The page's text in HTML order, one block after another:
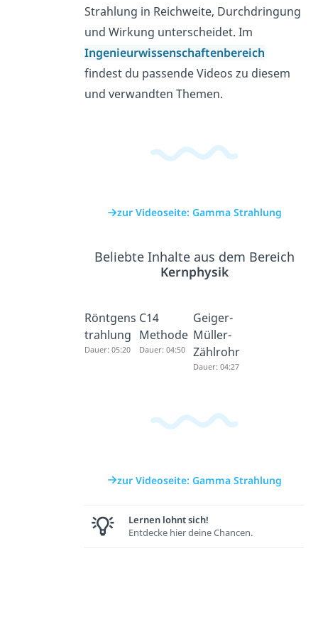
Strahlung in Reichweite, Durchdringung
und Wirkung unterscheidet. Im
Ingenieurwissenschaftenbereich
findest du passende Videos zu diesem
und verwandten Themen.
zur Videoseite: Gamma Strahlung
Beliebte Inhalte aus dem Bereich
Kernphysik
Röntgens
trahlung
Dauer: 05:20
C14
Methode
Dauer: 04:50
Geiger-
Müller-
Zählrohr
Dauer: 04:27
zur Videoseite: Gamma Strahlung
Lernen lohnt sich!
Entdecke hier deine Chancen.